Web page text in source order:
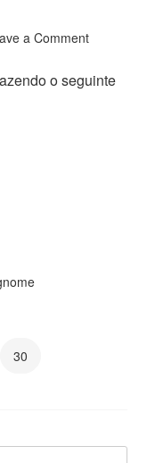
a Comment
o seguinte
30